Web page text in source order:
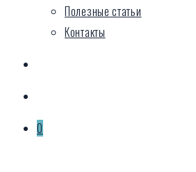
Полезные статьи
Контакты
0